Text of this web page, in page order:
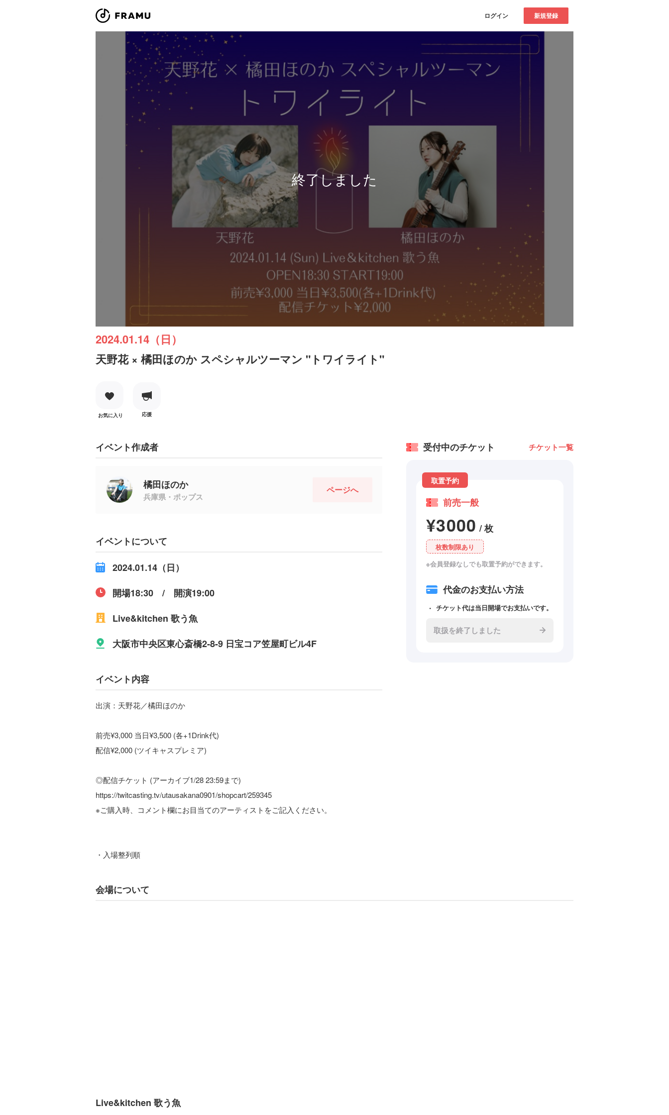
ログイン 新規登録
終了しました
2024.01.14（日）
天野花 × 橘田ほのか スペシャルツーマン "トワイライト"
お気に入り 応援
イベント作成者
橘田ほのか
兵庫県・ポップス
ページへ
イベントについて
2024.01.14（日）
開場18:30 / 開演19:00
Live&kitchen 歌う魚
大阪市中央区東心斎橋2-8-9 日宝コア笠屋町ビル4F
イベント内容
出演：天野花／橘田ほのか
前売¥3,000 当日¥3,500 (各+1Drink代)
配信¥2,000 (ツイキャスプレミア)
◎配信チケット (アーカイブ1/28 23:59まで)
https://twitcasting.tv/utausakana0901/shopcart/259345
※ご購入時、コメント欄にお目当てのアーティストをご記入ください。
・入場整列順
受付中のチケット チケット一覧
取置予約
前売一般
¥3000 / 枚
枚数制限あり
※会員登録なしでも取置予約ができます。
代金のお支払い方法
チケット代は当日開場でお支払いです。
取扱を終了しました
会場について
Live&kitchen 歌う魚